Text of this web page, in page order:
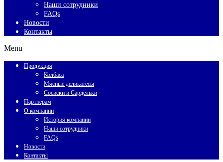
Наши сотрудники
FAQs
Новости
Контакты
Menu
Продукция
Колбаса
Мясные деликатесы
Сосиски и Сардельки
Партнёрам
О компании
История компании
Наши сотрудники
FAQs
Новости
Контакты